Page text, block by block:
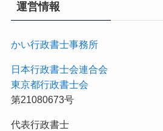
運営情報
かい行政書士事務所
日本行政書士会連合会
東京都行政書士会
第21080673号
代表行政書士